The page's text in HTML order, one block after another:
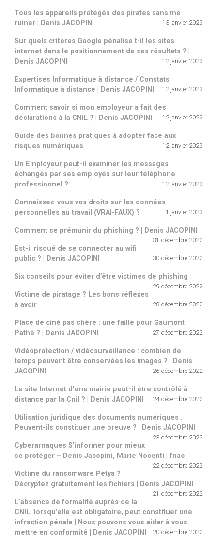
Tous les appareils protégés des pirates sans me
ruiner | Denis JACOPINI
13 janvier 2023
Sur quels critères Google pénalise t-il les sites
internet dans le positionnement de ses résultats ? |
Denis JACOPINI
12 janvier 2023
Expertises Informatique à distance / Constats
Informatique à distance | Denis JACOPINI
12 janvier 2023
Comment savoir si mon employeur a fait des
déclarations à la CNIL ? | Denis JACOPINI
12 janvier 2023
Guide des bonnes pratiques à adopter face aux
risques numériques
12 janvier 2023
Un Employeur peut-il examiner les messages
échangés par ses employés sur leur téléphone
professionnel ?
12 janvier 2023
Connaissez-vous vos droits sur les données
personnelles au travail (VRAI-FAUX) ?
1 janvier 2023
Comment se prémunir du phishing ? | Denis JACOPINI
31 décembre 2022
Est-il risqué de se connecter au wifi
public ? | Denis JACOPINI
30 décembre 2022
Six conseils pour éviter d’être victimes de phishing
29 décembre 2022
Victime de piratage ? Les bons réflexes
à avoir
28 décembre 2022
Place de ciné pas chère : une faille pour Gaumont
Pathé ? | Denis JACOPINI
27 décembre 2022
Vidéoprotection / vidéosurveillance : combien de
temps peuvent être conservées les images ? | Denis
JACOPINI
26 décembre 2022
Le site Internet d’une mairie peut-il être contrôlé à
distance par la Cnil ? | Denis JACOPINI
24 décembre 2022
Utilisation juridique des documents numériques .
Peuvent-ils constituer une preuve ? | Denis JACOPINI
23 décembre 2022
Cyberarnaques S’informer pour mieux
se protéger – Denis Jacopini, Marie Nocenti | fnac
22 décembre 2022
Victime du ransomware Petya ?
Décryptez gratuitement les fichiers | Denis JACOPINI
21 décembre 2022
L’absence de formalité auprès de la
CNIL, lorsqu’elle est obligatoire, peut constituer une
infraction pénale | Nous pouvons vous aider à vous
mettre en conformité | Denis JACOPINI
20 décembre 2022